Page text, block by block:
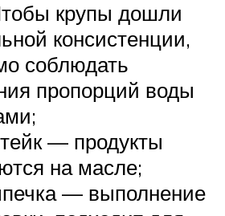
крупы дошли
консистенции,
соблюдать
пропорций воды
— продукты
на масле;
— выполнение